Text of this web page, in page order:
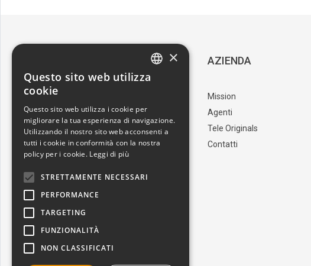
SERVIZIO CLIENTI
I nostri artisti
Trova il punto vendita
AZIENDA
Mission
Agenti
Tele Originals
Contatti
×
Questo sito web utilizza
cookie
Questo sito web utilizza i cookie per
migliorare la tua esperienza di navigazione.
Utilizzando il nostro sito web acconsenti a
tutti i cookie in conformità con la nostra
policy per i cookie. Leggi di più
STRETTAMENTE NECESSARI
PERFORMANCE
TARGETING
FUNZIONALITÀ
NON CLASSIFICATI